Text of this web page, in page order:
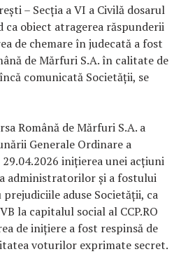
– Secția a VI a Civilă dosarul
ca obiect atragerea răspunderii
de chemare în judecată a fost
de Mărfuri S.A. în calitate de
comunicată Societății, se
Română de Mărfuri S.A. a
Generale Ordinare a
inițierea unei acțiuni
administratorilor și a fostului
aduse Societății, ca
la capitalul social al CCP.RO
de inițiere a fost respinsă de
voturilor exprimate secret.